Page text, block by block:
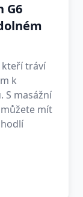
G6
kteří tráví
k
S masážní
mít